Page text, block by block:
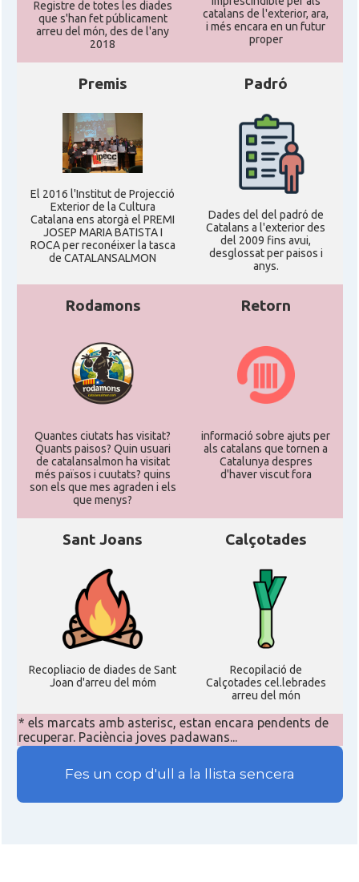
Registre de totes les diades
que s'han fet públicament
arreu del món, des de l'any
2018
catalans de l'exterior, ara,
i més encara en un futur
proper
Premis
El 2016 l'Institut de Projecció
Exterior de la Cultura
Catalana ens atorgà el PREMI
JOSEP MARIA BATISTA I
ROCA per reconéixer la tasca
de CATALANSALMON
Padró
Dades del del padró de
Catalans a l'exterior des
del 2009 fins avui,
desglossat per paisos i
anys.
Rodamons
Quantes ciutats has visitat?
Quants paisos? Quin usuari
de catalansalmon ha visitat
més països i cuutats? quins
son els que mes agraden i els
que menys?
Retorn
informació sobre ajuts per
als catalans que tornen a
Catalunya despres
d'haver viscut fora
Sant Joans
Recopliacio de diades de Sant
Joan d'arreu del móm
Calçotades
Recopilació de
Calçotades cel.lebrades
arreu del món
* els marcats amb asterisc, estan encara pendents de
recuperar. Paciència joves padawans...
Fes un cop d'ull a la llista sencera